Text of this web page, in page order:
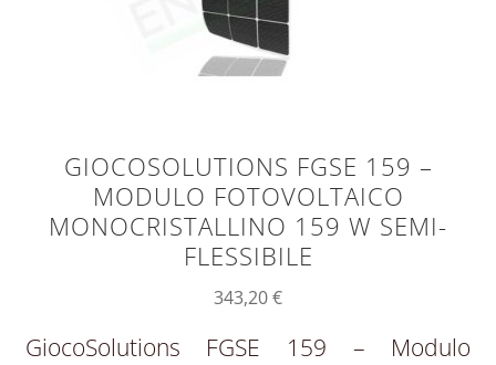
GIOCOSOLUTIONS FGSE 159 –
MODULO FOTOVOLTAICO
MONOCRISTALLINO 159 W SEMI-
FLESSIBILE
343,20€
GiocoSolutions FGSE 159 – Modulo